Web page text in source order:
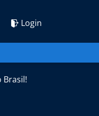
Login
Brasil!